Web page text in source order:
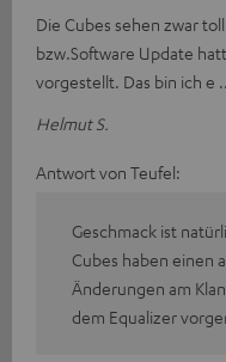
Die Cubes sehen zwar
bzw.Software Update
vorgestellt. Das bin ich e
Helmut S.
Antwort von Teufel:
Geschmack ist
Cubes haben einen
Änderungen am
dem Equalizer